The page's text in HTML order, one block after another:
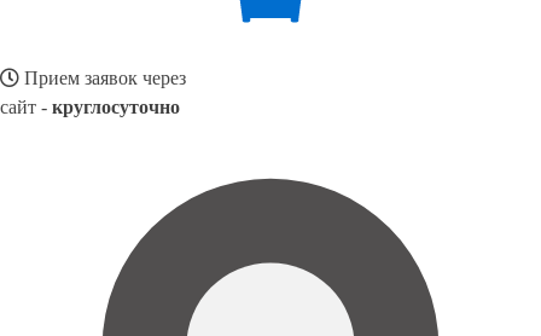
Прием заявок через
сайт - круглосуточно